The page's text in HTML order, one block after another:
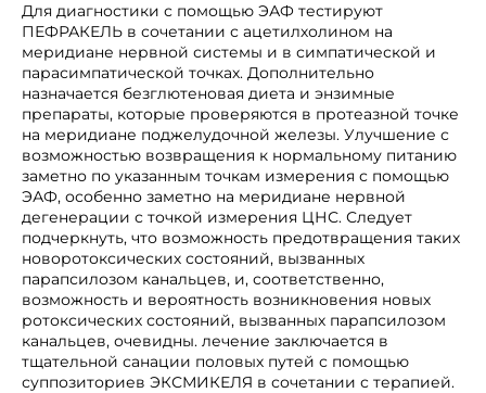
Для диагностики с помощью ЭАФ тестируют
ПЕФРАКЕЛЬ в сочетании с ацетилхолином на
меридиане нервной системы и в симпатической и
парасимпатической точках. Дополнительно
назначается безглютеновая диета и энзимные
препараты, которые проверяются в протеазной точке
на меридиане поджелудочной железы. Улучшение с
возможностью возвращения к нормальному питанию
заметно по указанным точкам измерения с помощью
ЭАФ, особенно заметно на меридиане нервной
дегенерации с точкой измерения ЦНС. Следует
подчеркнуть, что возможность предотвращения таких
новоротоксических состояний, вызванных
парапсилозом канальцев, и, соответственно,
возможность и вероятность возникновения новых
ротоксических состояний, вызванных парапсилозом
канальцев, очевидны. лечение заключается в
тщательной санации половых путей с помощью
суппозиториев ЭКСМИКЕЛЯ в сочетании с терапией.